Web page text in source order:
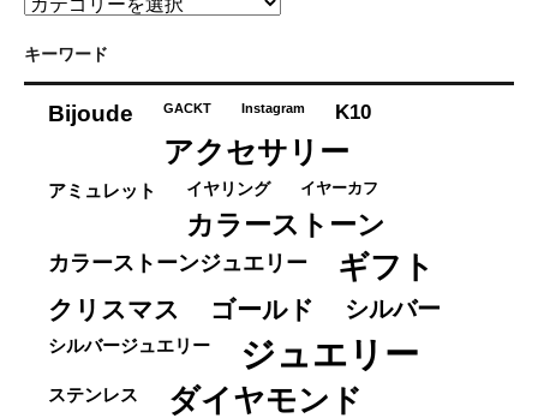
ゴ
キーワード
Bijoude GACKT Instagram K10
アクセサリー
アミュレット イヤリング イヤーカフ
カラーストーン
カラーストーンジュエリー ギフト
クリスマス ゴールド シルバー
シルバージュエリー ジュエリー
ステンレス ダイヤモンド